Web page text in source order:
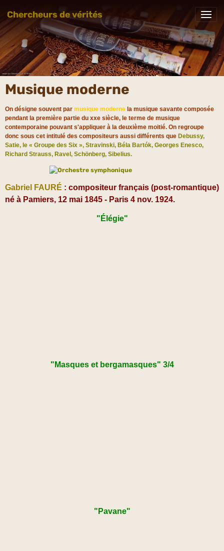
Chercheurs de vérités
Musique moderne
On désigne souvent par musique moderne la musique savante composée
pendant la première partie du xxe siècle, le terme de musique
contemporaine pouvant s'appliquer à la deuxième moitié. On regroupe
donc sous cet intitulé des compositeurs aussi différents que Debussy,
Satie, le « Groupe des Six », Stravinski, Béla Bartók, Georges Enesco,
Richard Strauss, Ravel, Schönberg, Sibelius.
Gabriel FAURÉ : compositeur français (post-romantique)
né à Pamiers, 12 mai 1845 - Paris 4 nov. 1924.
"Élégie"
"Masques et bergamasques" 3/4
"Pavane"